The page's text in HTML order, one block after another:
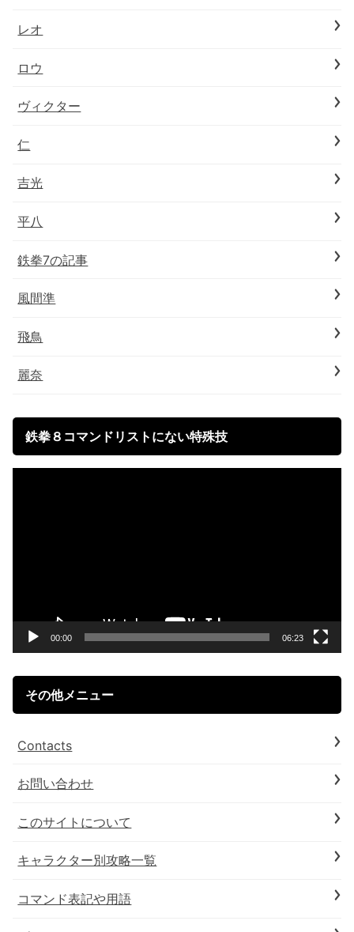
レオ
ロウ
ヴィクター
仁
吉光
平八
鉄拳7の記事
風間準
飛鳥
麗奈
鉄拳８コマンドリストにない特殊技
00:00 06:23
その他メニュー
Contacts
お問い合わせ
このサイトについて
キャラクター別攻略一覧
コマンド表記や用語